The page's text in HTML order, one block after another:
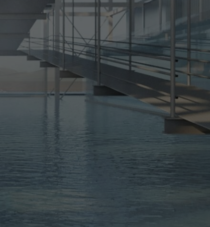
desse contexto a Cidade 21, atenta ao
bons espaços, à redução das
tendo o cidadão como foco.
Elizabeth de Portzamparc
Carioca radicada há 50 anos na
França, com obras por todo o